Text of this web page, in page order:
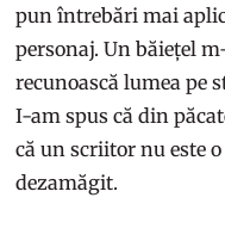
pun întrebări mai
personaj. Un băiețel
recunoască lumea pe
I-am spus că din
că un scriitor nu este
dezamăgit.